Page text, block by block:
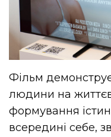
Фільм
людини на
формування
всередині себе,